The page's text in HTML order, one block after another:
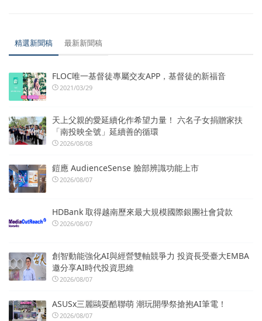
精選新聞稿 最新新聞稿
FLOC唯一基督徒專屬交友APP，基督徒的新福音
2021/03/29
天上父親的愛延續化作希望力量！ 六名子女捐贈家扶
「南投映全號」延續善的循環
2026/08/08
鎧應 AudienceSense 臉部辨識功能上市
2026/08/07
HDBank 取得越南歷來最大規模國際銀團社會貸款
2026/08/07
創智動能強化AI與經營雙軸競爭力 投資長受臺大EMBA
邀分享AI時代投資思維
2026/08/07
ASUSx三麗鷗耍酷聯萌 潮玩開學祭搶抱AI筆電！
2026/08/07